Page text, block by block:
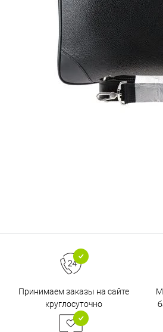
Принимаем заказы на сайте
круглосуточно